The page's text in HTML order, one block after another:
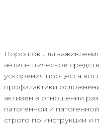
Порошок для
антисептическое
ускорения процесса
профилактики
активен в отношении
патогенной и
строго по инструкции и